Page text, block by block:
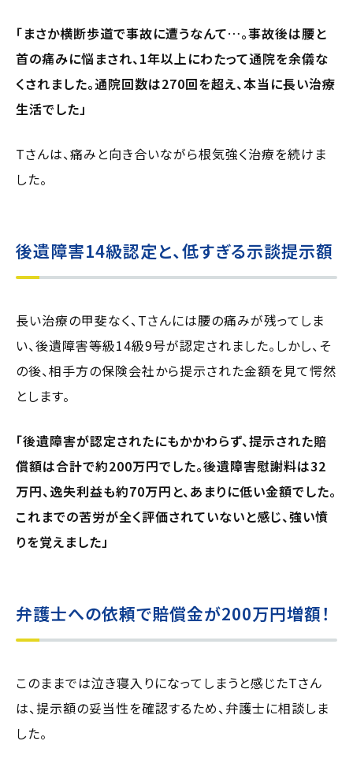
「まさか横断歩道で事故に遭うなんて…。事故後は腰と
首の痛みに悩まされ、1年以上にわたって通院を余儀な
くされました。通院回数は270回を超え、本当に長い治療
生活でした」
Tさんは、痛みと向き合いながら根気強く治療を続けま
した。
後遺障害14級認定と、低すぎる示談提示額
長い治療の甲斐なく、Tさんには腰の痛みが残ってしま
い、後遺障害等級14級9号が認定されました。しかし、そ
の後、相手方の保険会社から提示された金額を見て愕然
とします。
「後遺障害が認定されたにもかかわらず、提示された賠
償額は合計で約200万円でした。後遺障害慰謝料は32
万円、逸失利益も約70万円と、あまりに低い金額でした。
これまでの苦労が全く評価されていないと感じ、強い憤
りを覚えました」
弁護士への依頼で賠償金が200万円増額！
このままでは泣き寝入りになってしまうと感じたTさん
は、提示額の妥当性を確認するため、弁護士に相談しま
した。